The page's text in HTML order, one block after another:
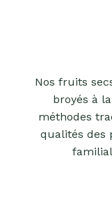
Nos fruits
broyés à
méthodes
qualités des